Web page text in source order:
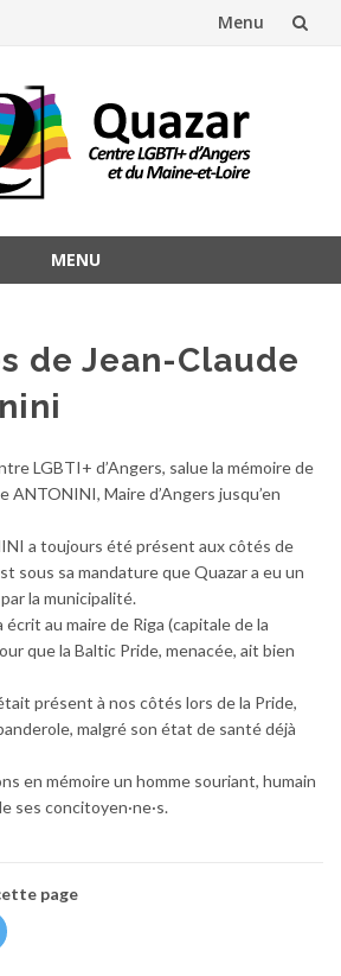
Menu
MENU
de Jean-Claude
LGBTI+ d’Angers, salue la mémoire de
ANTONINI, Maire d’Angers jusqu’en
a toujours été présent aux côtés de
sous sa mandature que Quazar a eu un
la municipalité.
écrit au maire de Riga (capitale de la
que la Baltic Pride, menacée, ait bien
présent à nos côtés lors de la Pride,
malgré son état de santé déjà
en mémoire un homme souriant, humain
ses concitoyen·ne·s.
page